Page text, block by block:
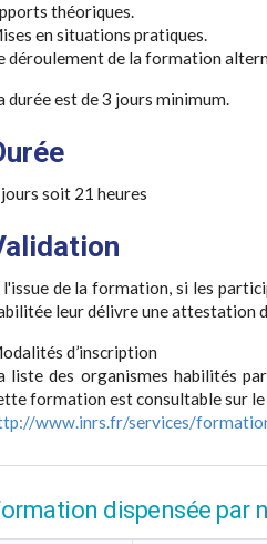
théoriques.
en situations pratiques.
déroulement de la formation
durée est de 3 jours minimum.
soit 21 heures
l'issue de la formation, si les
leur délivre une attestation
d’inscription
liste des organismes habilités
formation est consultable sur le
www.inrs.fr/services/
dispensée par